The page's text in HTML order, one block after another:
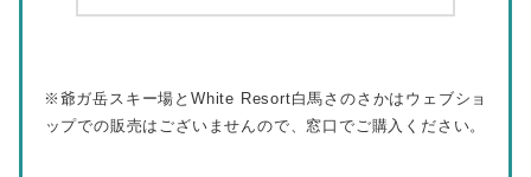
※爺ガ岳スキー場とWhite Resort白馬さのさかはウェブショ
ップでの販売はございませんので、窓口でご購入ください。